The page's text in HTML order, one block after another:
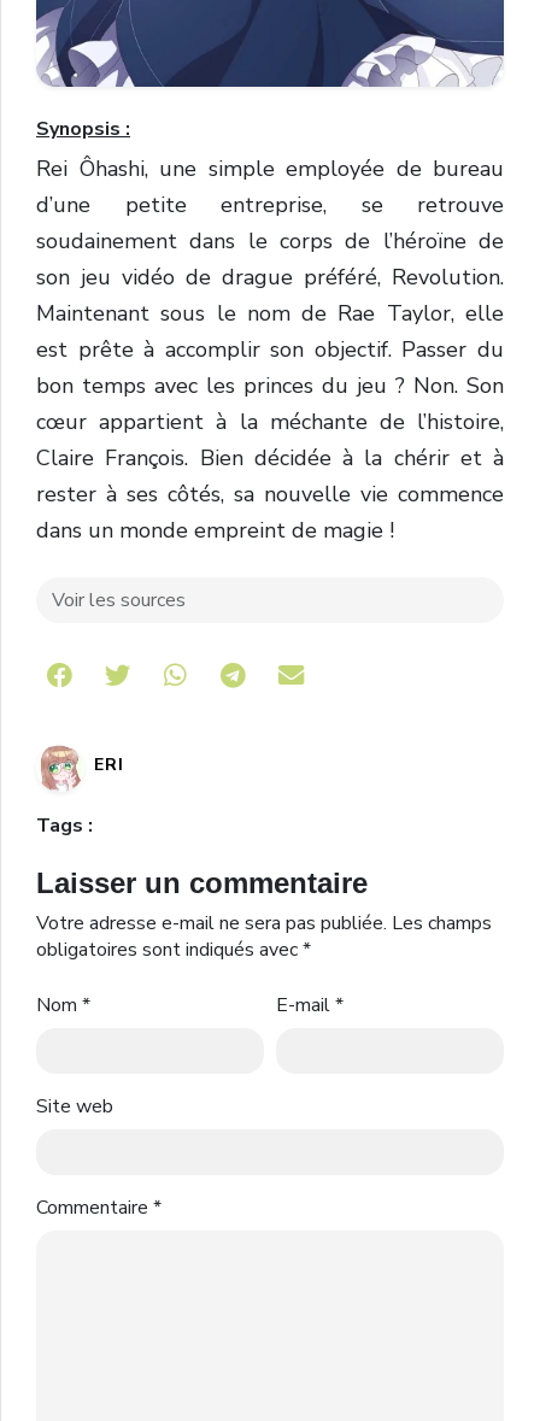
Synopsis :
Rei Ôhashi, une simple employée de bureau
d’une petite entreprise, se retrouve
soudainement dans le corps de l’héroïne de
son jeu vidéo de drague préféré, Revolution.
Maintenant sous le nom de Rae Taylor, elle
est prête à accomplir son objectif. Passer du
bon temps avec les princes du jeu ? Non. Son
cœur appartient à la méchante de l’histoire,
Claire François. Bien décidée à la chérir et à
rester à ses côtés, sa nouvelle vie commence
dans un monde empreint de magie !
Voir les sources
Share on Telegram
ERI
Tags :
Laisser un commentaire
Votre adresse e-mail ne sera pas publiée. Les champs
obligatoires sont indiqués avec*
Nom * E-mail*
Site web
Commentaire *